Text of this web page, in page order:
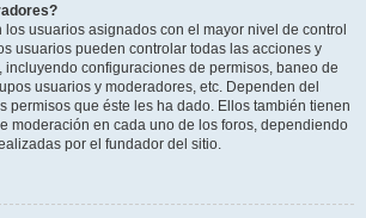
los usuarios asignados con el mayor nivel de control
usuarios pueden controlar todas las acciones y
incluyendo configuraciones de permisos, baneo de
usuarios y moderadores, etc. Dependen del
permisos que éste les ha dado. Ellos también tienen
moderación en cada uno de los foros, dependiendo
por el fundador del sitio.